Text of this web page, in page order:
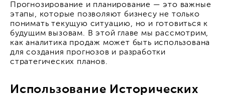
Прогнозирование и планирование — это важные
этапы, которые позволяют бизнесу не только
понимать текущую ситуацию, но и готовиться к
будущим вызовам. В этой главе мы рассмотрим,
как аналитика продаж может быть использована
для создания прогнозов и разработки
стратегических планов.
Использование Исторических